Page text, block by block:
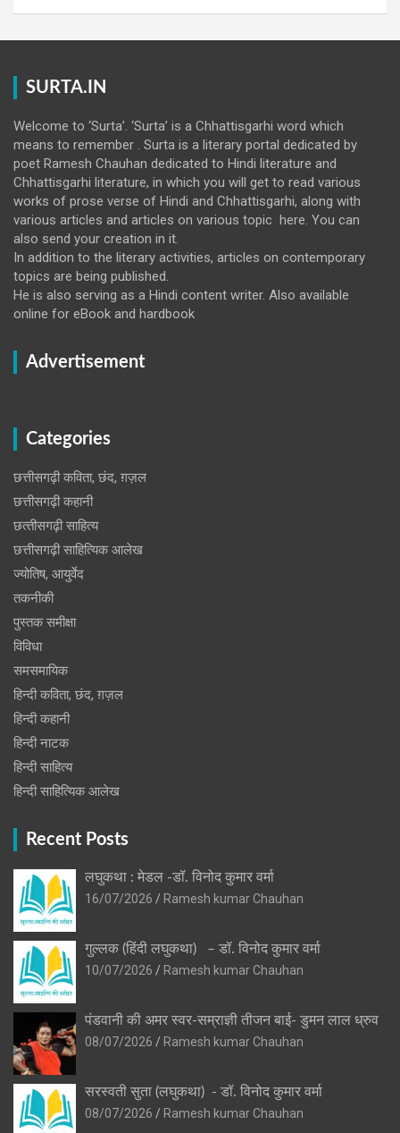
SURTA.IN
Welcome to ‘Surta’. ‘Surta’ is a Chhattisgarhi word which
means to remember . Surta is a literary portal dedicated by
poet Ramesh Chauhan dedicated to Hindi literature and
Chhattisgarhi literature, in which you will get to read various
works of prose verse of Hindi and Chhattisgarhi, along with
various articles and articles on various topic here. You can
also send your creation in it.
In addition to the literary activities, articles on contemporary
topics are being published.
He is also serving as a Hindi content writer. Also available
online for eBook and hardbook
Advertisement
Categories
छत्तीसगढ़ी कविता, छंद, ग़ज़ल
छत्तीसगढ़ी कहानी
छत्‍तीसगढ़ी साहित्‍य
छत्तीसगढ़ी साहित्यिक आलेख
ज्योतिष, आयुर्वेद
तकनीकी
पुस्‍तक समीक्षा
विविधा
समसमायिक
हिन्दी कविता, छंद, ग़ज़ल
हिन्दी कहानी
हिन्‍दी नाटक
हिन्दी साहित्य
हिन्दी साहित्यिक आलेख
Recent Posts
लघुकथा : मेडल -डॉ. विनोद कुमार वर्मा
16/07/2026
Ramesh kumar Chauhan
गुल्लक (हिंदी लघुकथा) – डॉ. विनोद कुमार वर्मा
10/07/2026
Ramesh kumar Chauhan
पंडवानी की अमर स्वर-सम्राज्ञी तीजन बाई- डुमन लाल ध्रुव
08/07/2026
Ramesh kumar Chauhan
सरस्वती सुता (लघुकथा) ​- डॉ. विनोद कुमार वर्मा
08/07/2026
Ramesh kumar Chauhan